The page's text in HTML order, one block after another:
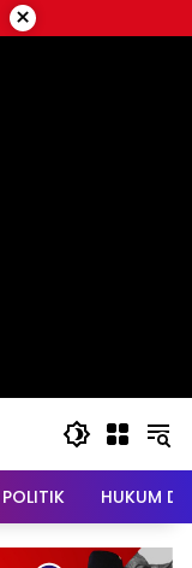
×
POLITIK HUKUM